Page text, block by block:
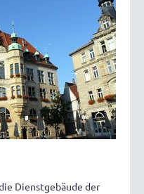
Dienstgebäude der